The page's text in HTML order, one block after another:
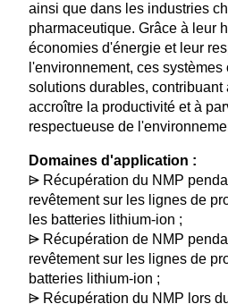
ainsi que dans les industries
pharmaceutique. Grâce à leur
économies d'énergie et leur
l'environnement, ces
solutions durables, contribuant
accroître la productivité et à
respectueuse de
Domaines d'application :
⩥ Récupération du NMP
revêtement sur les lignes de
les batteries lithium-ion ;
⩥ Récupération de NMP
revêtement sur les lignes de
batteries lithium-ion ;
⩥ Récupération du NMP lors